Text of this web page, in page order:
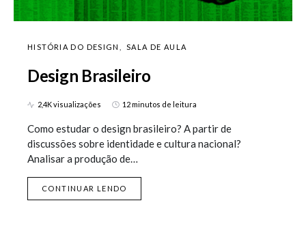
HISTÓRIA DO DESIGN SALA DE AULA
Design Brasileiro
2,4K visualizações 12 minutos de leitura
Como estudar o design brasileiro? A partir de
discussões sobre identidade e cultura nacional?
Analisar a produção de…
CONTINUAR LENDO